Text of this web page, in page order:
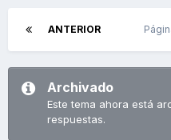
ANTERIOR
Archivado
Este tema ahora está
respuestas.